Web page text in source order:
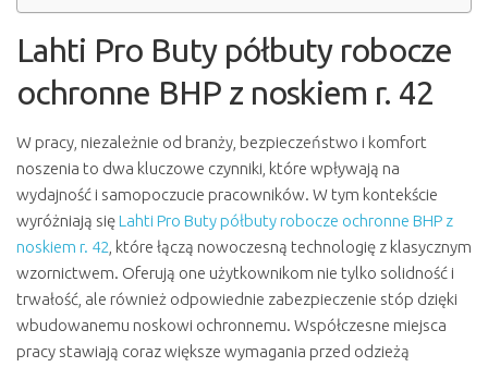
Lahti Pro Buty półbuty robocze
ochronne BHP z noskiem r. 42
W pracy, niezależnie od branży, bezpieczeństwo i komfort
noszenia to dwa kluczowe czynniki, które wpływają na
wydajność i samopoczucie pracowników. W tym kontekście
wyróżniają sięLahti Pro Buty półbuty robocze ochronne BHP z
noskiem r. 42 , które łączą nowoczesną technologię z klasycznym
wzornictwem. Oferują one użytkownikom nie tylko solidność i
trwałość, ale również odpowiednie zabezpieczenie stóp dzięki
wbudowanemu noskowi ochronnemu. Współczesne miejsca
pracy stawiają coraz większe wymagania przed odzieżą